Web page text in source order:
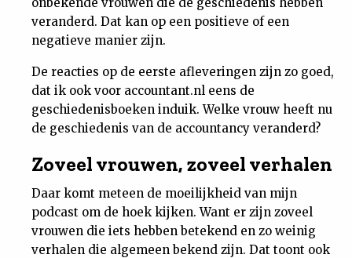
veranderd. Dat kan op een positieve of een
negatieve manier zijn.
De reacties op de eerste afleveringen zijn zo goed,
dat ik ook voor accountant.nl eens de
geschiedenisboeken induik. Welke vrouw heeft nu
de geschiedenis van de accountancy veranderd?
Zoveel vrouwen, zoveel verhalen
Daar komt meteen de moeilijkheid van mijn
podcast om de hoek kijken. Want er zijn zoveel
vrouwen die iets hebben betekend en zo weinig
verhalen die algemeen bekend zijn. Dat toont ook